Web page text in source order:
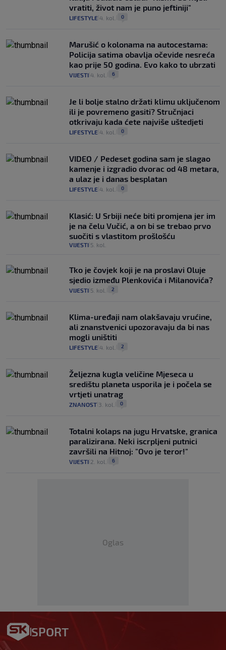
vratiti, život nam je puno jeftiniji"
LIFESTYLE 4. kol. 0
Marušić o kolonama na autocestama:
Policija satima obavlja očevide nesreća
kao prije 50 godina. Evo kako to ubrzati
VIJESTI 4. kol. 6
Je li bolje stalno držati klimu uključenom
ili je povremeno gasiti? Stručnjaci
otkrivaju kada ćete najviše uštedjeti
LIFESTYLE 4. kol. 0
VIDEO / Pedeset godina sam je slagao
kamenje i izgradio dvorac od 48 metara,
a ulaz je i danas besplatan
LIFESTYLE 4. kol. 0
Klasić: U Srbiji neće biti promjena jer im
je na čelu Vučić, a on bi se trebao prvo
suočiti s vlastitom prošlošću
VIJESTI 5. kol.
Tko je čovjek koji je na proslavi Oluje
sjedio između Plenkovića i Milanovića?
VIJESTI 5. kol. 2
Klima-uređaji nam olakšavaju vrućine,
ali znanstvenici upozoravaju da bi nas
mogli uništiti
LIFESTYLE 4. kol. 2
Željezna kugla veličine Mjeseca u
središtu planeta usporila je i počela se
vrtjeti unatrag
ZNANOST 3. kol. 0
Totalni kolaps na jugu Hrvatske, granica
paralizirana. Neki iscrpljeni putnici
završili na Hitnoj: "Ovo je teror!"
VIJESTI 2. kol. 6
Oglas
SPORT